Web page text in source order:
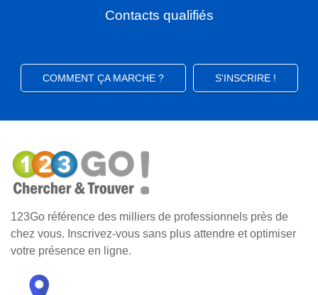
Contacts qualifiés
COMMENT ÇA MARCHE ? S'INSCRIRE !
123Go référence des milliers de professionnels près de
chez vous. Inscrivez-vous sans plus attendre et optimiser
votre présence en ligne.